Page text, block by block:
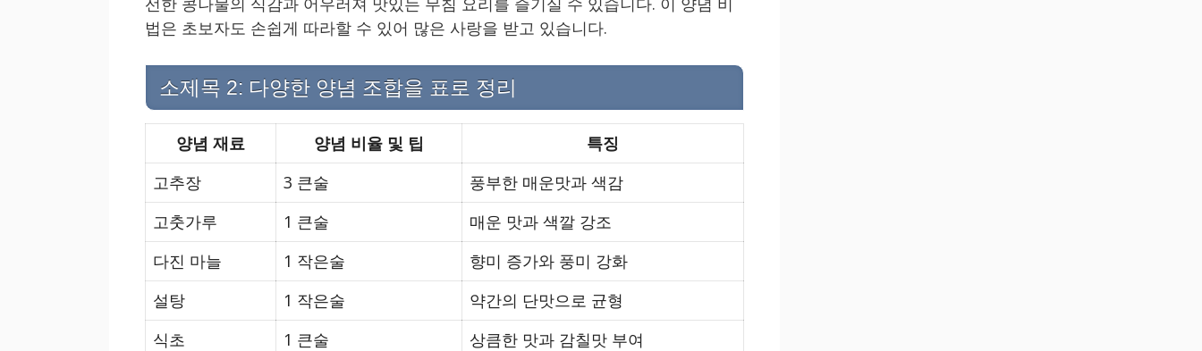
법은 초보자도 손쉽게 따라할 수 있어 많은 사랑을 받고 있습니다.
소제목 2: 다양한 양념 조합을 표로 정리
양념 재료 양념 비율 및 팁
특징
고추장
3 큰술
풍부한 매운맛과 색감
고춧가루
1 큰술
매운 맛과 색깔 강조
다진 마늘
1 작은술
향미 증가와 풍미 강화
설탕
1 작은술
약간의 단맛으로 균형
식초
1 큰술
상큼한 맛과 감칠맛 부여